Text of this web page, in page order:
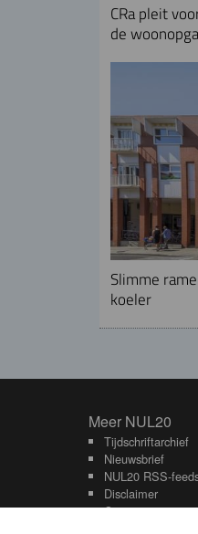
CRa pleit
de
Slimme
koeler
Meer
Meer NUL20
Tijdschriftarchief
Nieuwsbrief
NUL20 RSS-
Disclaimer
Contact